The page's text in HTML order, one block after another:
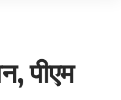
पीएम